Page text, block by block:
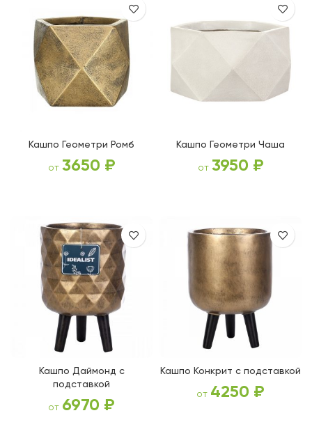
Кашпо Геометри Ромб
от 3650 ₽
Кашпо Геометри Чаша
от 3950 ₽
Кашпо Даймонд с
подставкой
от 6970 ₽
Кашпо Конкрит с подставкой
от 4250 ₽